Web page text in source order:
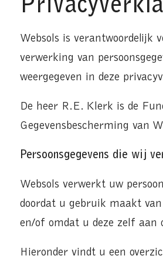
Websols is verantwoordelijk
verwerking van
weergegeven in deze
De heer R.E. Klerk is de
Gegevensbescherming van
Persoonsgegevens die wij
Websols verwerkt uw
doordat u gebruik maakt van
en/of omdat u deze zelf aan
Hieronder vindt u een